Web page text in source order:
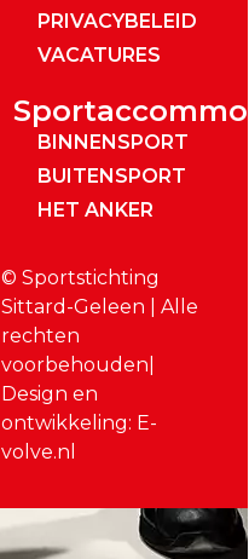
PRIVACYBELEID
VACATURES
BINNENSPORT
BUITENSPORT
HET ANKER
© Sportstichting
Sittard-Geleen | Alle
rechten
voorbehouden|
Design en
ontwikkeling: E-
volve.nl